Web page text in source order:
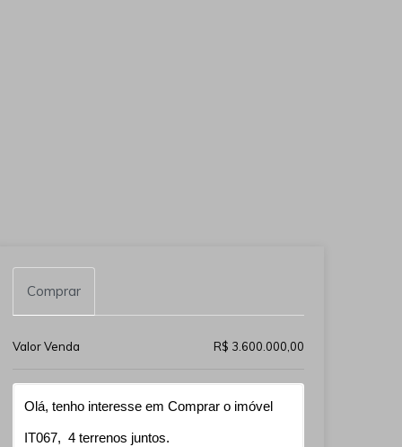
Comprar
Valor Venda R$ 3.600.000,00